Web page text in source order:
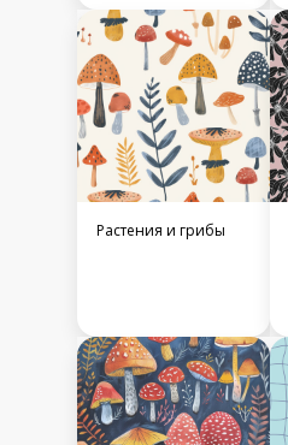
Растения и грибы